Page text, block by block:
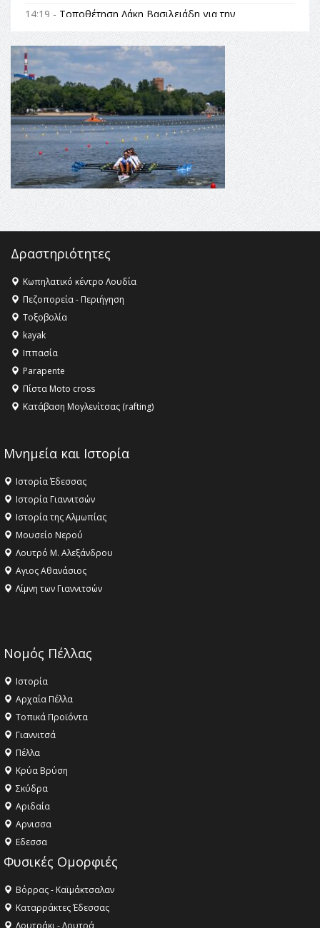
14:19 - Τοποθέτηση Λάκη Βασιλειάδη για την
Αναθεώρηση του Συντάγματος: «Σε τέτοιες κορυφαίες
θεσμικές διαδικασίες υπάρχει μόνο η ευθύνη απέναντι
στις επόμενες γενιές»
16:35 -Το πρόγραμμα του ΠΑΟΚ στον δεύτερο γύρο του
Champions League!
16:27 -Όλυμπος: Εντάχθηκε στον Κατάλογο Παγκόσμιας
Κληρονομιάς της UNESCO – Ομόφωνη η απόφαση Ο
Όλυμπος αναγνωρίστηκε ως φυσικό και πολιτιστικό
αγαθό εξέχουσας οικουμενικής αξίας για την
ανθρωπότητα
16:18 - ΕΝΟΡΙΑΚΕΣ ΚΑΛΟΚΑΙΡΙΝΕΣ ΔΡΑΣΕΙΣ ΓΙΑ ΠΑΙΔΙΑ
ΣΤΗΝ ΕΔΕΣΣΑ
Δραστηριότητες
Κωπηλατικό κέντρο Λουδία
Πεζοπορεία - Περιήγηση
Τοξοβολία
kayak
Ιππασία
Parapente
Πίστα Moto cross
Κατάβαση Μογλενίτσας (rafting)
Μνημεία και Ιστορία
Ιστορία Έδεσσας
Ιστορία Γιαννιτσών
Ιστορία της Αλμωπίας
Μουσείο Νερού
Λουτρό Μ. Αλεξάνδρου
Αγιος Αθανάσιος
Λίμνη των Γιαννιτσών
Νομός Πέλλας
Ιστορία
Αρχαία Πέλλα
Τοπικά Προϊόντα
Γιαννιτσά
Πέλλα
Κρύα Βρύση
Σκύδρα
Αριδαία
Aρνισσα
Eδεσσα
Φυσικές Ομορφιές
Βόρρας - Καϊμάκτσαλαν
Καταρράκτες Έδεσσας
Λουτράκι - Λουτρά